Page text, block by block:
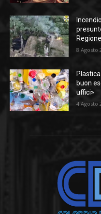
Regione
8 Agosto
buon
uffici»
4 Agosto